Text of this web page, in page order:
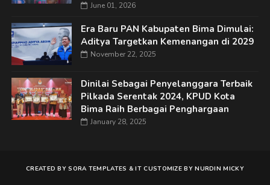
June 01, 2026
Era Baru PAN Kabupaten Bima Dimulai:
Aditya Targetkan Kemenangan di 2029
November 22, 2025
Dinilai Sebagai Penyelanggara Terbaik
Pilkada Serentak 2024, KPUD Kota
Bima Raih Berbagai Penghargaan
January 28, 2025
CREATED BYSORA TEMPLATES &IT CUSTOMIZE BYNURDIN MICKY